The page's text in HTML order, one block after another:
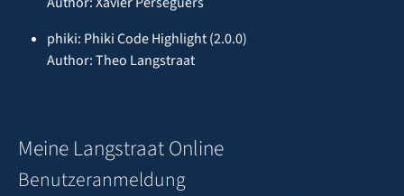
phiki: Phiki Code Highlight (2.0.0)
Author: Theo Langstraat
Meine Langstraat Online
Benutzeranmeldung